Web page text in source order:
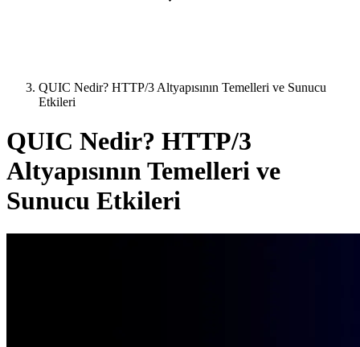
QUIC Nedir? HTTP/3 Altyapısının Temelleri ve Sunucu
Etkileri
QUIC Nedir? HTTP/3
Altyapısının Temelleri ve
Sunucu Etkileri